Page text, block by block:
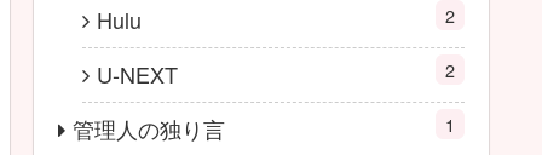
Hulu 2
U-NEXT 2
管理人の独り言 1